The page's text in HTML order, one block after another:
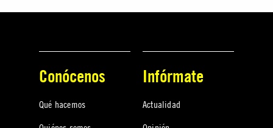
Conócenos
Qué hacemos
Infórmate
Actualidad